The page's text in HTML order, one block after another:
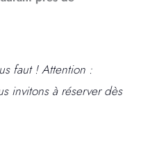
faut ! Attention :
invitons à réserver dès